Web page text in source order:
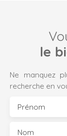
le
Ne manquez
recherche en
Prénom
Nom